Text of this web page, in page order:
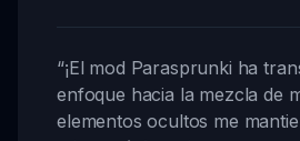
“¡El mod Parasprunki ha
enfoque hacia la mezcla de
elementos ocultos me